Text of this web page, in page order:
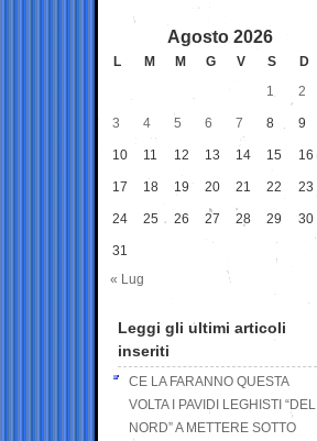
Agosto 2026
L M M G V S
D
1
2
3 4 5 6 7 8 9
10 11 12 13 14 15 16
17 18 19 20 21 22 23
24 25 26 27 28 29 30
31
« Lug
Leggi gli ultimi articoli
inseriti
CE LA FARANNO QUESTA
VOLTA I PAVIDI LEGHISTI “DEL
NORD” A METTERE SOTTO